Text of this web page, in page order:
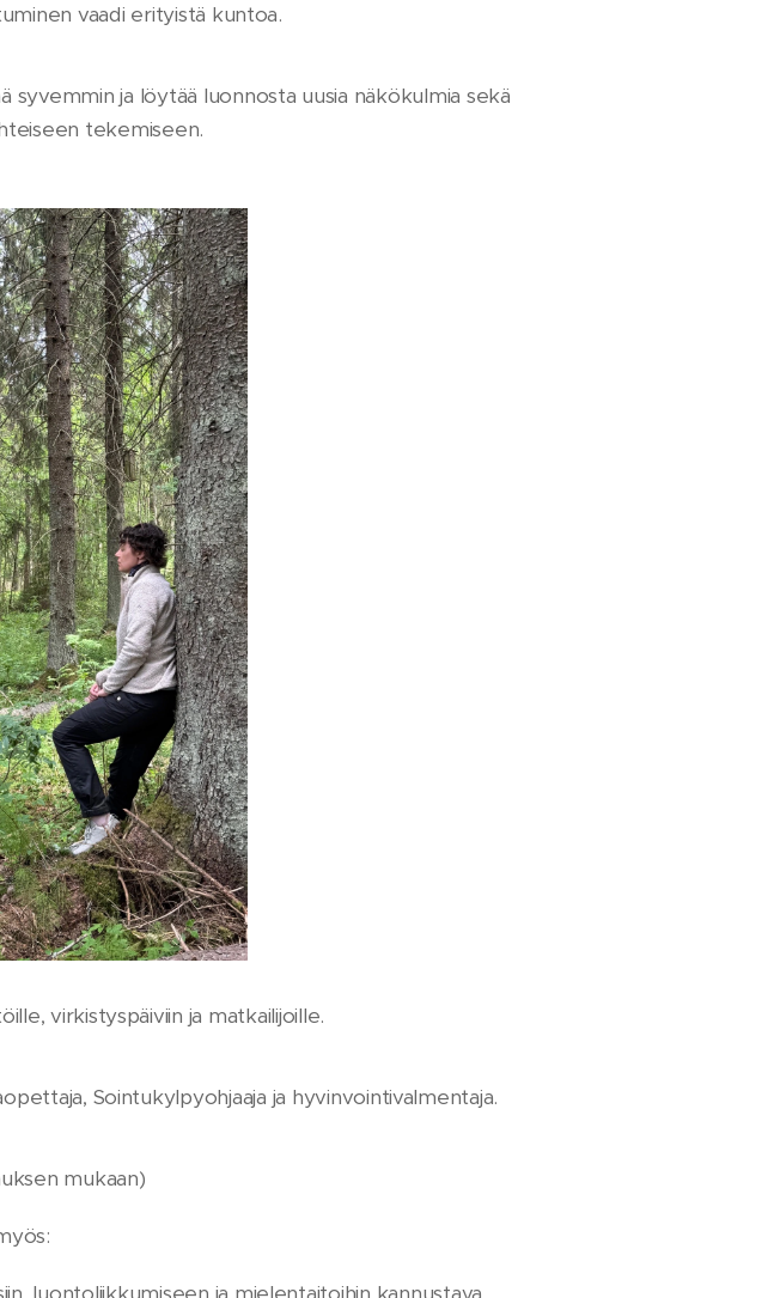
vaadi erityistä kuntoa.
ja löytää luonnosta uusia näkökulmia sekä
tekemiseen.
virkistyspäiviin ja matkailijoille.
Sointukylpyohjaaja ja hyvinvointivalmentaja.
mukaan)